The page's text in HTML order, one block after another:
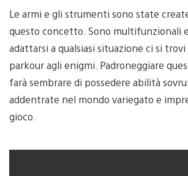
Le armi e gli strumenti sono state
questo concetto. Sono multifunzionali
adattarsi a qualsiasi situazione ci si
parkour agli enigmi. Padroneggiare
farà sembrare di possedere abilità
addentrate nel mondo variegato e
gioco.